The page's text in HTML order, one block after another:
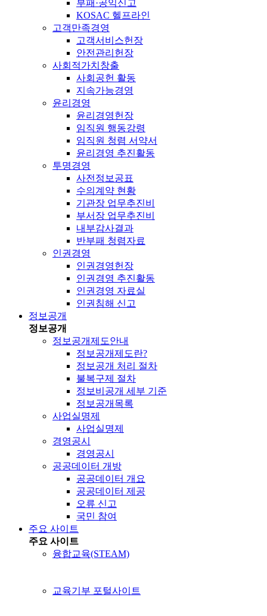
부패·공익신고
KOSAC 헬프라인
고객만족경영
고객서비스헌장
안전관리헌장
사회적가치창출
사회공헌 활동
지속가능경영
윤리경영
윤리경영헌장
임직원 행동강령
임직원 청렴 서약서
윤리경영 추진활동
투명경영
사전정보공표
수의계약 현황
기관장 업무추진비
부서장 업무추진비
내부감사결과
반부패 청렴자료
인권경영
인권경영헌장
인권경영 추진활동
인권경영 자료실
인권침해 신고
정보공개
정보공개
정보공개제도안내
정보공개제도란?
정보공개 처리 절차
불복구제 절차
정보비공개 세부 기준
정보공개목록
사업실명제
사업실명제
경영공시
경영공시
공공데이터 개방
공공데이터 개요
공공데이터 제공
오류 신고
국민 참여
주요 사이트
주요 사이트
융합교육(STEAM)
교육기부 포털사이트